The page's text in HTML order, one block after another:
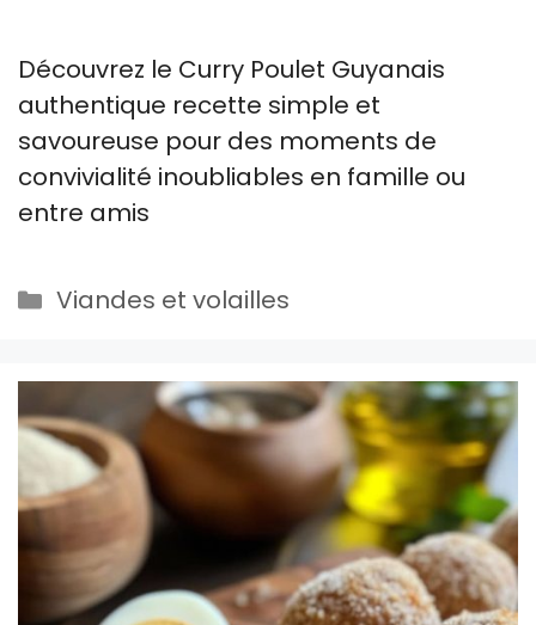
Découvrez le Curry Poulet Guyanais
authentique recette simple et
savoureuse pour des moments de
convivialité inoubliables en famille ou
entre amis
Catégories
Viandes et volailles